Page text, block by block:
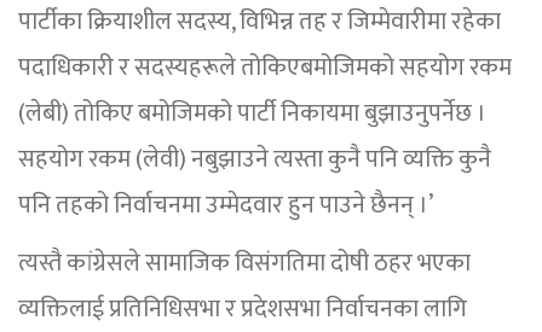
पार्टीका क्रियाशील सदस्य, विभिन्न तह र जिम्मेवारीमा रहेका
पदाधिकारी र सदस्यहरूले तोकिएबमोजिमको सहयोग रकम
(लेबी) तोकिए बमोजिमको पार्टी निकायमा बुझाउनुपर्नेछ ।
सहयोग रकम (लेवी) नबुझाउने त्यस्ता कुनै पनि व्यक्ति कुनै
पनि तहको निर्वाचनमा उम्मेदवार हुन पाउने छैनन् ।’
त्यस्तै कांग्रेसले सामाजिक विसंगतिमा दोषी ठहर भएका
व्यक्तिलाई प्रतिनिधिसभा र प्रदेशसभा निर्वाचनका लागि